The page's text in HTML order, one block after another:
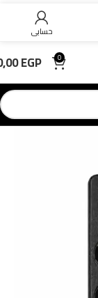
0
EGP
حسابي